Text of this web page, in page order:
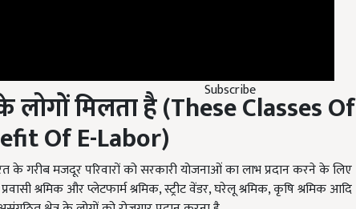
Subscribe
लोगों मिलता है (These Classes Of
Of E-Labor)
के गरीब मजदूर परिवारों को सरकारी योजनाओं का लाभ प्रदान करने के लिए
श्रमिक और प्लेटफार्म श्रमिक, स्ट्रीट वेंडर, घरेलू श्रमिक, कृषि श्रमिक आदि
क्षेत्र के लोगों को रोजगार प्रदान करना है.